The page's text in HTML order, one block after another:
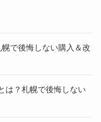
で後悔しない購入＆改
は？札幌で後悔しない